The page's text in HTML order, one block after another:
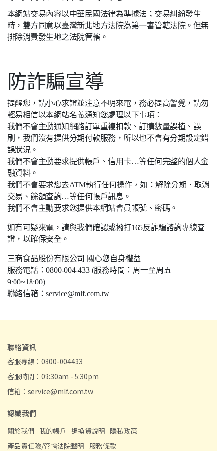
本網站交易內容以中華民國法律為準據法；交易糾紛發生
時，雙方同意以臺灣新北地方法院為第一審管轄法院。但無
排除消費發生地之法院管轄。
防詐騙宣導
提醒您，請小心求證並注意不明來電，務必提高警覺，請勿
輕易相信以本網站名義通知您處理以下事項：
我們不會主動通知網路訂單重複扣款、訂購數量誤植、誤
刷，我們沒有提供分期付款服務，所以也不會有分期設定錯
誤狀況。
我們不會主動要求提供帳戶、信用卡…等任何完整的個人金
融資料。
我們不會要求您去ATM執行任何操作，如：解除分期、取消
交易、餘額查詢…等任何帳戶訊息。
我們不會主動要求您提供本網站會員帳號、密碼。
如有可疑來電，請與我們確認或撥打165反詐騙諮詢專線查
證，以確保安全。
三商食品股份有限公司 關心您自身權益
服務電話：0800-004-433 (服務時間：周一至周五
9:00~18:00)
聯絡信箱：service@mlf.com.tw
聯絡資訊
客服專線：0800-004433
客服時間：09:30am - 5:30pm
信箱：service@mlf.com.tw
認識我們
關於我們 我的帳戶 退換貨說明 隱私政策
產品責任險/管轄法院聲明 服務條款